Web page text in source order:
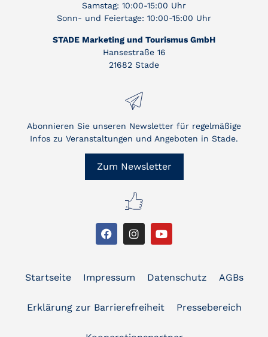
Samstag: 10:00-15:00 Uhr
Sonn- und Feiertage: 10:00-15:00 Uhr
STADE Marketing und Tourismus GmbH
Hansestraße 16
21682 Stade
Abonnieren Sie unseren Newsletter für regelmäßige
Infos zu Veranstaltungen und Angeboten in Stade.
Zum Newsletter
Startseite Impressum Datenschutz AGBs
Erklärung zur Barrierefreiheit Pressebereich